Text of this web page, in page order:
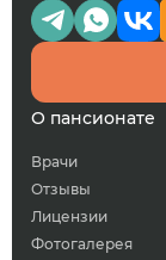
О пансионате
Врачи
Отзывы
Лицензии
Фотогалерея